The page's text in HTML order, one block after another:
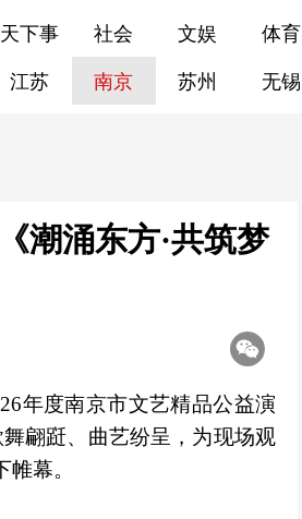
天下事 社会 文娱 体育
江苏 南京 苏州 无锡
潮涌东方·共筑梦
年度南京市文艺精品公益演
翩跹、曲艺纷呈，为现场观
幕。